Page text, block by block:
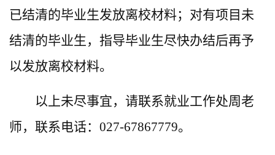
已结清的毕业生发放离校材料；对有项目未
结清的毕业生，指导毕业生尽快办结后再予
以发放离校材料。
以上未尽事宜，请联系就业工作处周老
师，联系电话：027-67867779。